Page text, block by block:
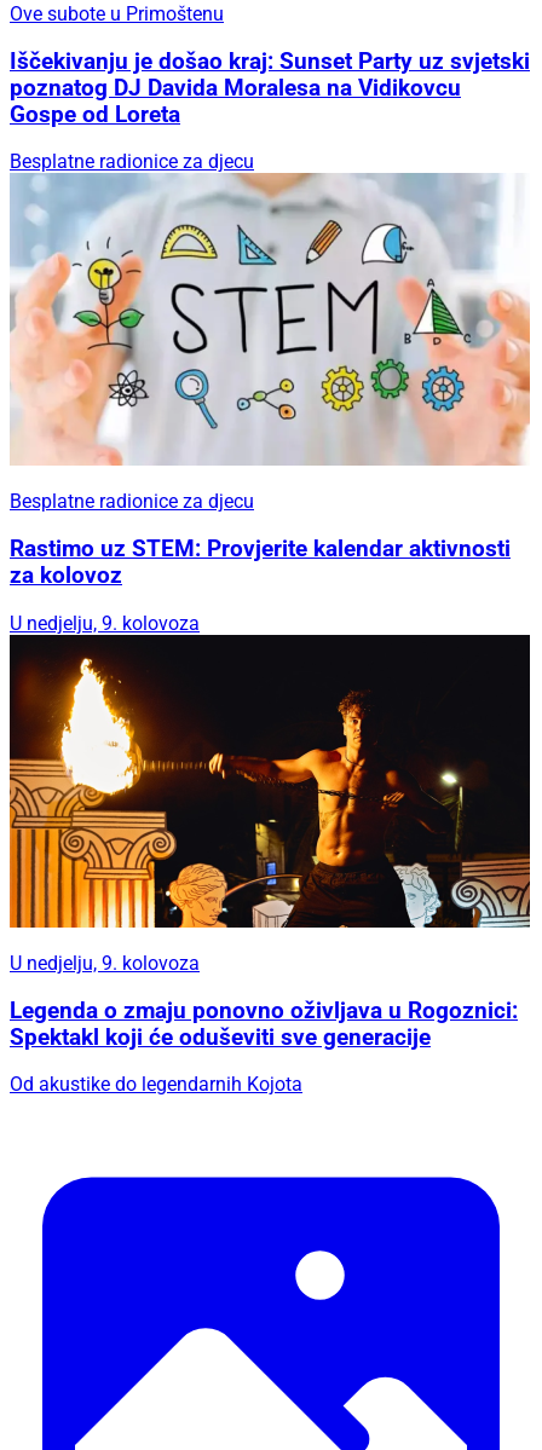
Ove subote u Primoštenu
Iščekivanju je došao kraj: Sunset Party uz svjetski
poznatog DJ Davida Moralesa na Vidikovcu
Gospe od Loreta
Besplatne radionice za djecu
Besplatne radionice za djecu
Rastimo uz STEM: Provjerite kalendar aktivnosti
za kolovoz
U nedjelju, 9. kolovoza
U nedjelju, 9. kolovoza
Legenda o zmaju ponovno oživljava u Rogoznici:
Spektakl koji će oduševiti sve generacije
Od akustike do legendarnih Kojota